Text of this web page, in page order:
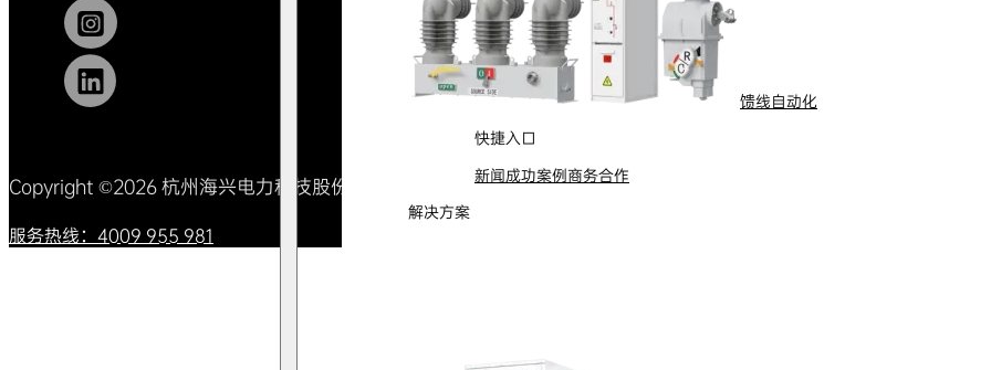
馈线自动化
快捷入口
新闻成功案例商务合作
解决方案
Copyright ©2026 杭州海兴电力科技股份有限公司 All Rights Reserved浙ICP备09002778号-1
服务热线：4009 955 981